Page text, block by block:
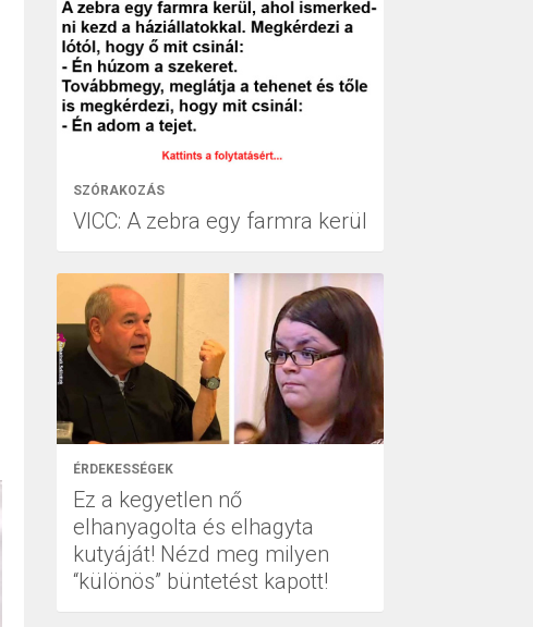
SZÓRAKOZÁS
VICC: A zebra egy farmra kerül
ÉRDEKESSÉGEK
Ez a kegyetlen nő
elhanyagolta és elhagyta
kutyáját! Nézd meg milyen
“különös” büntetést kapott!